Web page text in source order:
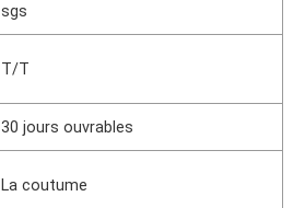
sgs
T/T
30 jours ouvrables
La coutume